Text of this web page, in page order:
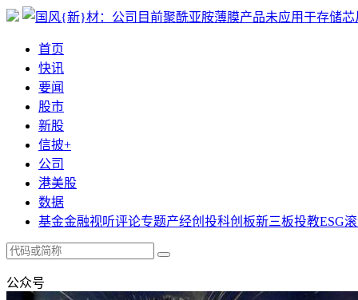
首页
快讯
要闻
股市
新股
信披+
公司
港美股
数据
基金金融视听评论专题产经创投科创板新三板投教ESG
公众号